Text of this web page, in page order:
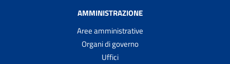
AMMINISTRAZIONE
Aree amministrative
Organi di governo
Uffici